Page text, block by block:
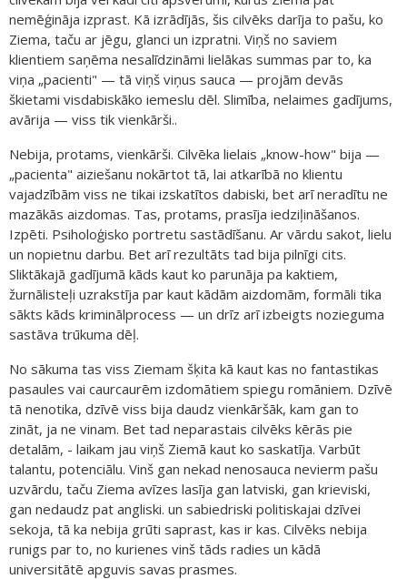
nemēģināja izprast. Kā izrādījās, šis cilvēks darīja to pašu, ko
Ziema, taču ar jēgu, glanci un izpratni. Viņš no saviem
klientiem saņēma nesalīdzināmi lielākas summas par to, ka
viņa „pacienti" — tā viņš viņus sauca — projām devās
škietami visdabiskāko iemeslu dēl. Slimība, nelaimes gadījums,
avārija — viss tik vienkārši..
Nebija, protams, vienkārši. Cilvēka lielais „know-how" bija —
„pacienta" aiziešanu nokārtot tā, lai atkarībā no klientu
vajadzībām viss ne tikai izskatītos dabiski, bet arī neradītu ne
mazākās aizdomas. Tas, protams, prasīja iedziļināšanos.
Izpēti. Psiholoģisko portretu sastādīšanu. Ar vārdu sakot, lielu
un nopietnu darbu. Bet arī rezultāts tad bija pilnīgi cits.
Sliktākajā gadījumā kāds kaut ko parunāja pa kaktiem,
žurnālisteļi uzrakstīja par kaut kādām aizdomām, formāli tika
sākts kāds kriminālprocess — un drīz arī izbeigts nozieguma
sastāva trūkuma dēļ.
No sākuma tas viss Ziemam šķita kā kaut kas no fantastikas
pasaules vai caurcaurēm izdomātiem spiegu romāniem. Dzīvē
tā nenotika, dzīvē viss bija daudz vienkāršāk, kam gan to
zināt, ja ne vinam. Bet tad neparastais cilvēks kērās pie
detalām, - laikam jau viņš Ziemā kaut ko saskatīja. Varbūt
talantu, potenciālu. Vinš gan nekad nenosauca nevierm pašu
uzvārdu, taču Ziema avīzes lasīja gan latviski, gan krieviski,
gan nedaudz pat angliski. un sabiedriski politiskajai dzīvei
sekoja, tā ka nebija grūti saprast, kas ir kas. Cilvēks nebija
runigs par to, no kurienes vinš tāds radies un kādā
universitātē apguvis savas prasmes.